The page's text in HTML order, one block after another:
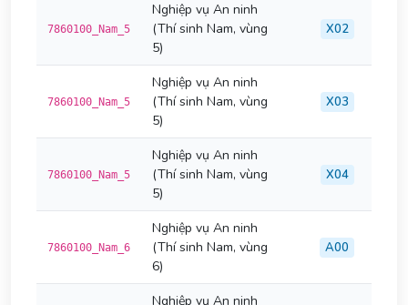
7860100_Nam_5
Nghiệp vụ An ninh
(Thí sinh Nam, vùng
5)
X02
7860100_Nam_5
Nghiệp vụ An ninh
(Thí sinh Nam, vùng
5)
X03
7860100_Nam_5
Nghiệp vụ An ninh
(Thí sinh Nam, vùng
5)
X04
7860100_Nam_6
Nghiệp vụ An ninh
(Thí sinh Nam, vùng
6)
A00
Nghiệp vụ An ninh